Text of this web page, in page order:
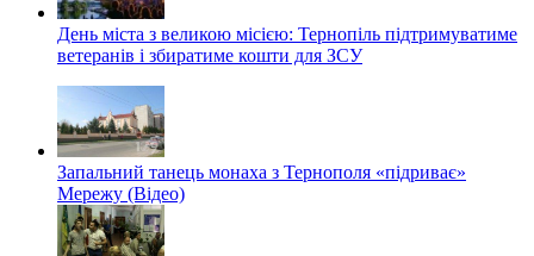
День міста з великою місією: Тернопіль підтримуватиме
ветеранів і збиратиме кошти для ЗСУ
Запальний танець монаха з Тернополя «підриває»
Мережу (Відео)